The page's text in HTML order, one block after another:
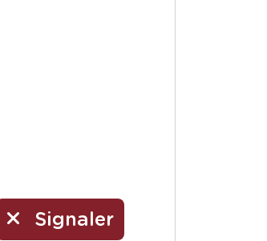
Signaler